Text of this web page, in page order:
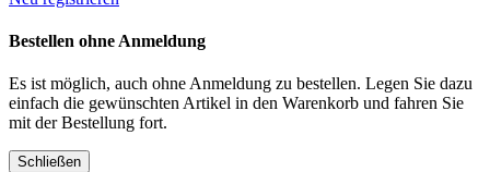
Bestellen ohne Anmeldung
Es ist möglich, auch ohne Anmeldung zu bestellen. Legen Sie dazu
einfach die gewünschten Artikel in den Warenkorb und fahren Sie
mit der Bestellung fort.
Schließen